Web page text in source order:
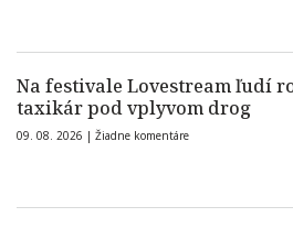
Na festivale Lovestream ľudí
taxikár pod vplyvom drog
09. 08. 2026 | Žiadne komentáre